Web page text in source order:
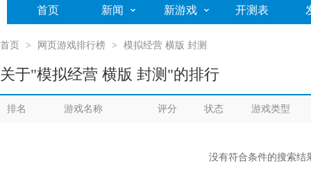
首页 新闻 新游戏 开测表
首页 > 网页游戏排行榜 > 模拟经营 横版 封测
关于"模拟经营 横版 封测"的排行
排名 游戏名称 评分 状态 游戏类型
没有符合条件的搜索结